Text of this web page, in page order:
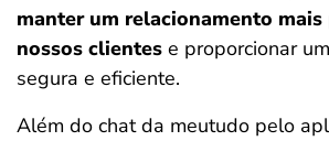
manter um relacionamento
nossos clientes e proporcionar
segura e eficiente.
Além do chat da meutudo pelo